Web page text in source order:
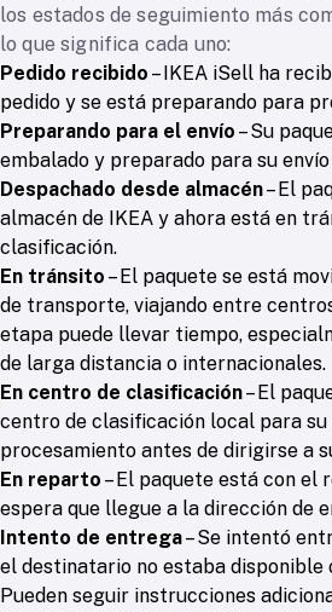
los estados de seguimiento más
lo que significa cada uno:
Pedido recibido – IKEA iSell ha
pedido y se está preparando para
Preparando para el envío – Su
embalado y preparado para su
Despachado desde almacén– El
almacén de IKEA y ahora está en
clasificación.
En tránsito – El paquete se está
de transporte, viajando entre
etapa puede llevar tiempo,
de larga distancia o internacionales.
En centro de clasificación– El
centro de clasificación local para
procesamiento antes de dirigirse a
En reparto – El paquete está con el
espera que llegue a la dirección de
Intento de entrega– Se intentó
el destinatario no estaba disponible
Pueden seguir instrucciones